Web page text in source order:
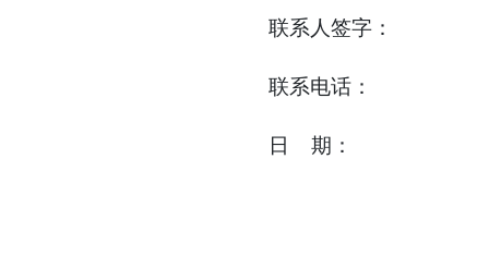
联系人签字：
联系电话：
日 期：